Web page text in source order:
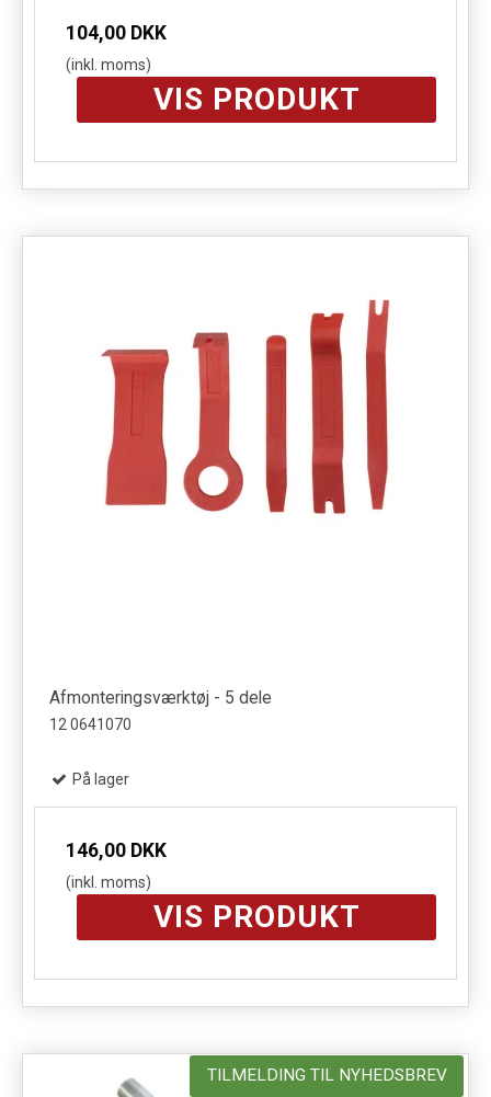
104,00 DKK
(inkl. moms)
VIS PRODUKT
Afmonteringsværktøj - 5 dele
12 0641070
På lager
146,00 DKK
(inkl. moms)
VIS PRODUKT
TILMELDING TIL NYHEDSBREV